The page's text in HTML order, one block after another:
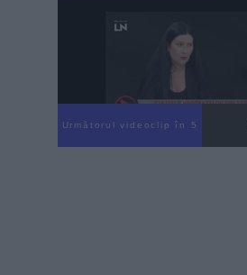
Următorul videoclip în 3